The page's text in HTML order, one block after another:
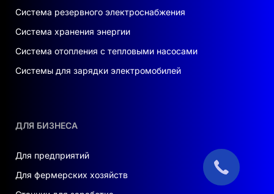
Система резервного электроснабжения
Система хранения энергии
Система отопления с тепловыми насосами
Системы для зарядки электромобилей
ДЛЯ БИЗНЕСА
Для предприятий
Для фермерских хозяйств